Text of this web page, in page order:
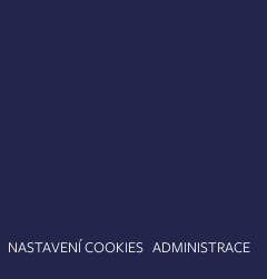
NASTAVENÍ COOKIES ADMINISTRACE